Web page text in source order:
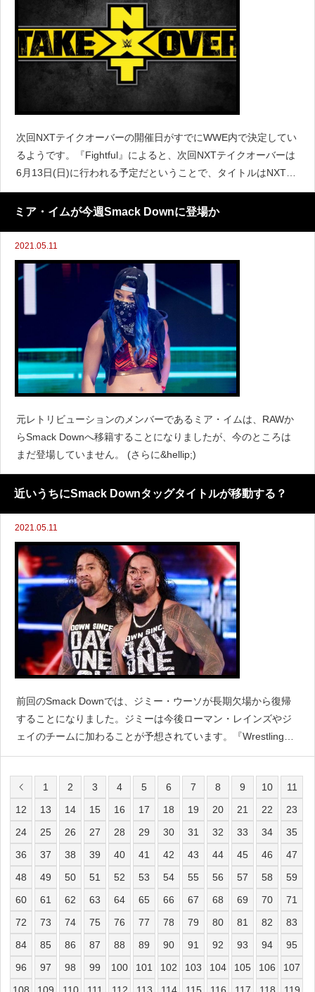
次回NXTテイクオーバーの開催日がすでにWWE内で決定してい
るようです。『Fightful』によると、次回NXTテイクオーバーは
6月13日(日)に行われる予定だということで、タイトルはNXTテ
イクオーバー：インユアハウスになると伝えています。すでに
WWEは選手たちに開催日とタイトルを
ミア・イムが今週Smack Downに登場か
2021.05.11
元レトリビューションのメンバーであるミア・イムは、RAWか
らSmack Downへ移籍することになりましたが、今のところは
まだ登場していません。 (さらに&hellip;)
近いうちにSmack Downタッグタイトルが移動する？
2021.05.11
前回のSmack Downでは、ジミー・ウーソが長期欠場から復帰
することになりました。ジミーは今後ローマン・レインズやジ
ェイのチームに加わることが予想されています。『WrestlingNe
ws』によると、今後数ヵ月の間にジミーとジェイはSmack Dow
1
2 3 4 5 6 7 8 9 10
11
12
13 14 15 16 17 18 19 20 21 22
23
24
25 26 27 28 29 30 31 32 33 34
35
36
37 38 39 40 41 42 43 44 45 46
47
48
49 50 51 52 53 54 55 56 57 58
59
60
61 62 63 64 65 66 67 68 69 70
71
72
73 74 75 76 77 78 79 80 81 82
83
84
85 86 87 88 89 90 91 92 93 94
95
96
97 98 99 100 101 102 103 104 105 106
107